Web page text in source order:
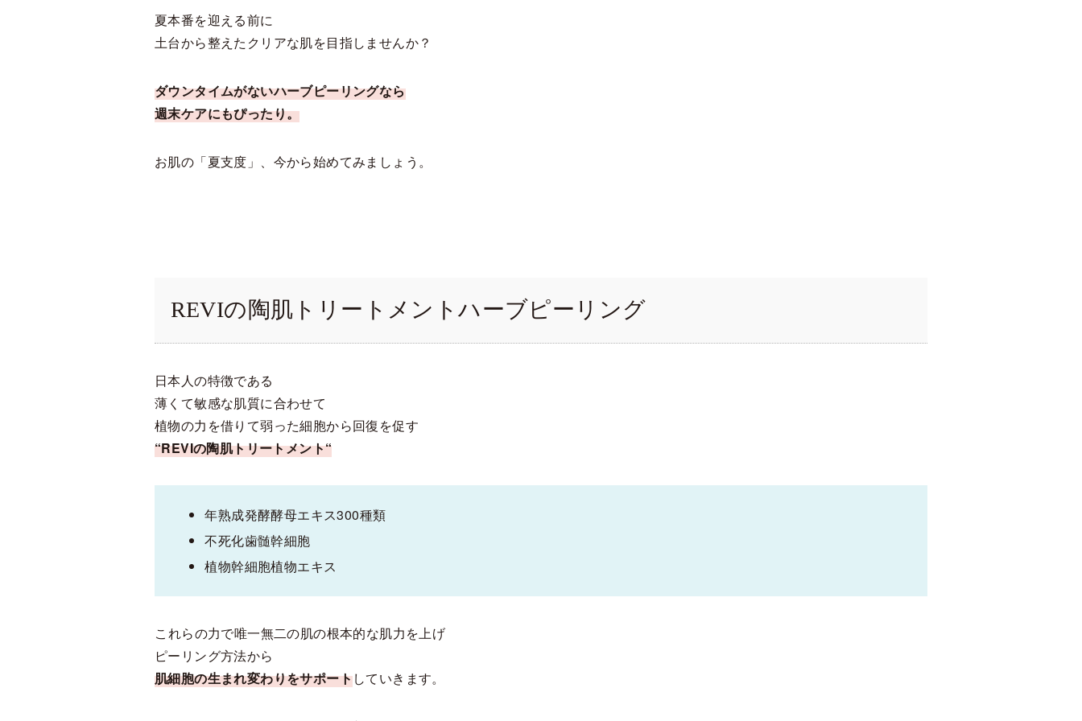
夏本番を迎える前に
土台から整えたクリアな肌を目指しませんか？
ダウンタイムがないハーブピーリングなら
週末ケアにもぴったり。
お肌の「夏支度」、今から始めてみましょう。
REVIの陶肌トリートメントハーブピーリング
日本人の特徴である
薄くて敏感な肌質に合わせて
植物の力を借りて弱った細胞から回復を促す
“REVIの陶肌トリートメント“
年熟成発酵酵母エキス300種類
不死化歯髄幹細胞
植物幹細胞植物エキス
⁡これらの力で唯一無二の肌の根本的な肌力を上げ
ピーリング方法から
肌細胞の生まれ変わりをサポートしていきます。